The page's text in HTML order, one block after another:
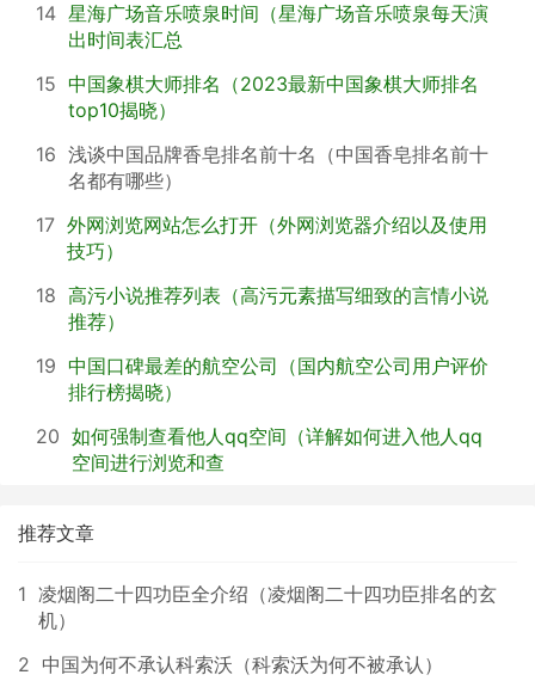
14 星海广场音乐喷泉时间（星海广场音乐喷泉每天演
出时间表汇总
15 中国象棋大师排名（2023最新中国象棋大师排名
top10揭晓）
16 浅谈中国品牌香皂排名前十名（中国香皂排名前十
名都有哪些）
17 外网浏览网站怎么打开（外网浏览器介绍以及使用
技巧）
18 高污小说推荐列表（高污元素描写细致的言情小说
推荐）
19 中国口碑最差的航空公司（国内航空公司用户评价
排行榜揭晓）
20 如何强制查看他人qq空间（详解如何进入他人qq
空间进行浏览和查
推荐文章
1 凌烟阁二十四功臣全介绍（凌烟阁二十四功臣排名的玄
机）
2 中国为何不承认科索沃（科索沃为何不被承认）